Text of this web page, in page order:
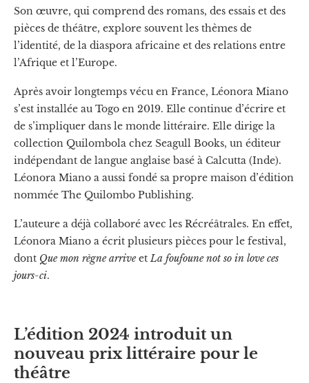
Son œuvre, qui comprend des romans, des essais et des
pièces de théâtre, explore souvent les thèmes de
l’identité, de la diaspora africaine et des relations entre
l’Afrique et l’Europe.
Après avoir longtemps vécu en France, Léonora Miano
s’est installée au Togo en 2019. Elle continue d’écrire et
de s’impliquer dans le monde littéraire. Elle dirige la
collection Quilombola chez Seagull Books, un éditeur
indépendant de langue anglaise basé à Calcutta (Inde).
Léonora Miano a aussi fondé sa propre maison d’édition
nommée The Quilombo Publishing.
L’auteure a déjà collaboré avec les Récréâtrales. En effet,
Léonora Miano a écrit plusieurs pièces pour le festival,
dont Que mon règne arriveetLa foufoune not so in love ces
jours-ci.
L’édition 2024 introduit un
nouveau prix littéraire pour le
théâtre